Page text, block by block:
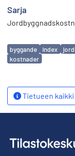
Sarja
Avainsanat
byggande index
kostnader
Tietueen